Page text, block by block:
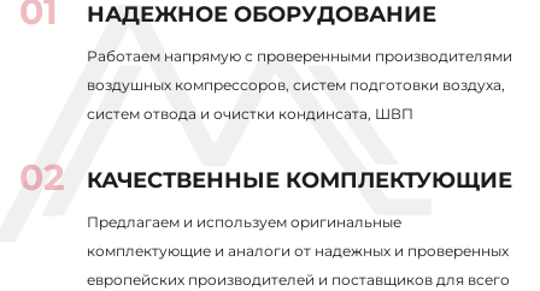
НАДЕЖНОЕ ОБОРУДОВАНИЕ
Работаем напрямую с проверенными производителями
воздушных компрессоров, систем подготовки воздуха,
систем отвода и очистки кондинсата, ШВП
КАЧЕСТВЕННЫЕ КОМПЛЕКТУЮЩИЕ
Предлагаем и используем оригинальные
комплектующие и аналоги от надежных и проверенных
европейских производителей и поставщиков для всего